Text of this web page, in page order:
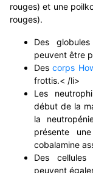
rouges) et une
rouges).
Des
peuvent être
Descorps
frottis.< /li>
Les
début de la
la
présente
cobalamine
Des
peuvent